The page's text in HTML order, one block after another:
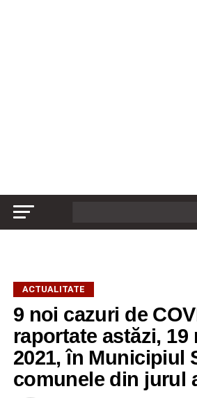
ACTUALITATE
9 noi cazuri de
raportate astăzi, 19
2021, în Municipiul
comunele din jurul